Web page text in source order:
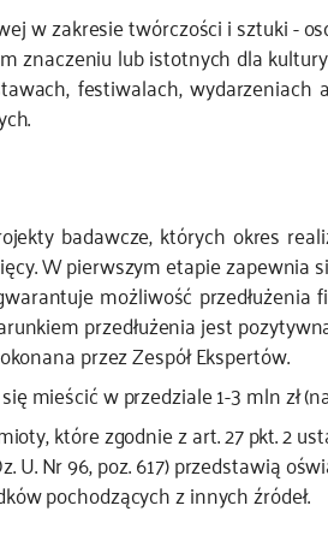
w zakresie twórczości i sztuki -
znaczeniu lub istotnych dla
festiwalach, wydarzeniach
badawcze, których okres
W pierwszym etapie zapewnia
możliwość przedłużenia
przedłużenia jest
przez Zespół Ekspertów.
mieścić w przedziale 1-3 mln zł
które zgodnie z art. 27 pkt. 2
U. Nr 96, poz. 617) przedstawią
pochodzących z innych źródeł.